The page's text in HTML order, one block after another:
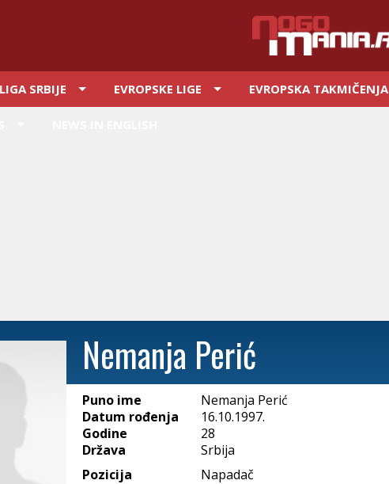
SRBIJE EVROPSKE LIGE EVROPSKA TAKMIČENJA
Nemanja Perić
Puno ime
Nemanja Perić
Datum rođenja
16.10.1997.
Godine
28
Država
Srbija
Pozicija
Napadač